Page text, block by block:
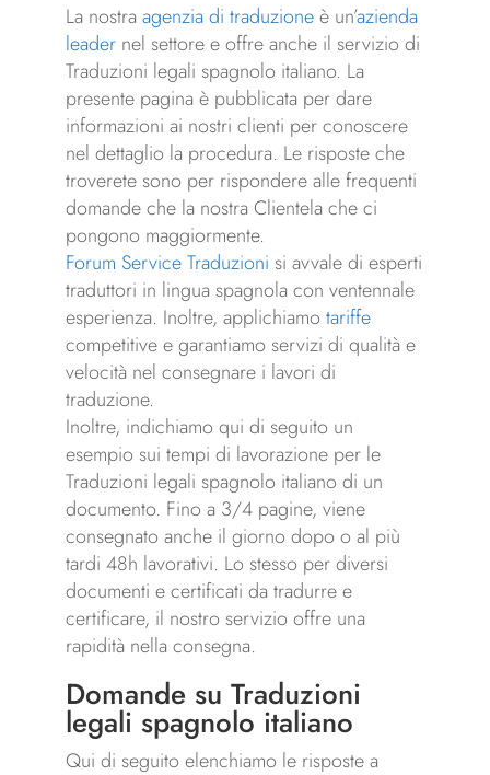
La nostraagenzia di traduzioneè un’azienda
leadernel settore e offre anche il servizio di
Traduzioni legali spagnolo italiano. La
presente pagina è pubblicata per dare
informazioni ai nostri clienti per conoscere
nel dettaglio la procedura. Le risposte che
troverete sono per rispondere alle frequenti
domande che la nostra Clientela che ci
pongono maggiormente.
Forum Service Traduzioni si avvale di esperti
traduttori in lingua spagnola con ventennale
esperienza. Inoltre, applichiamotariffe
competitive e garantiamo servizi di qualità e
velocità nel consegnare i lavori di
traduzione.
Inoltre, indichiamo qui di seguito un
esempio sui tempi di lavorazione per le
Traduzioni legali spagnolo italiano di un
documento. Fino a 3/4 pagine, viene
consegnato anche il giorno dopo o al più
tardi 48h lavorativi. Lo stesso per diversi
documenti e certificati da tradurre e
certificare, il nostro servizio offre una
rapidità nella consegna.
Domande su Traduzioni
legali spagnolo italiano
Qui di seguito elenchiamo le risposte a